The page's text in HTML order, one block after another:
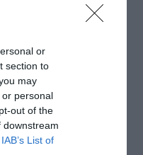
or
section to
may
personal
out of the
downstream
IAB’s List of